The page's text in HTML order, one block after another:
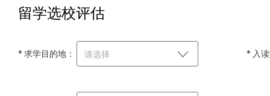
留学选校评估
* 求学目的地： 请选择 * 入